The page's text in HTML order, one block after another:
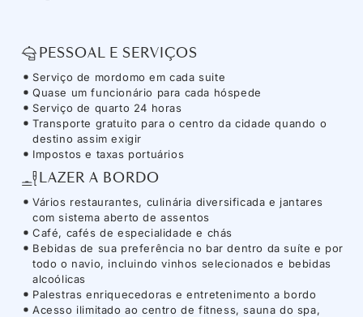
PESSOAL E SERVIÇOS
Serviço de mordomo em cada suite
Quase um funcionário para cada hóspede
Serviço de quarto 24 horas
Transporte gratuito para o centro da cidade quando o
destino assim exigir
Impostos e taxas portuários
LAZER A BORDO
Vários restaurantes, culinária diversificada e jantares
com sistema aberto de assentos
Café, cafés de especialidade e chás
Bebidas de sua preferência no bar dentro da suíte e por
todo o navio, incluindo vinhos selecionados e bebidas
alcoólicas
Palestras enriquecedoras e entretenimento a bordo
Acesso ilimitado ao centro de fitness, sauna do spa,